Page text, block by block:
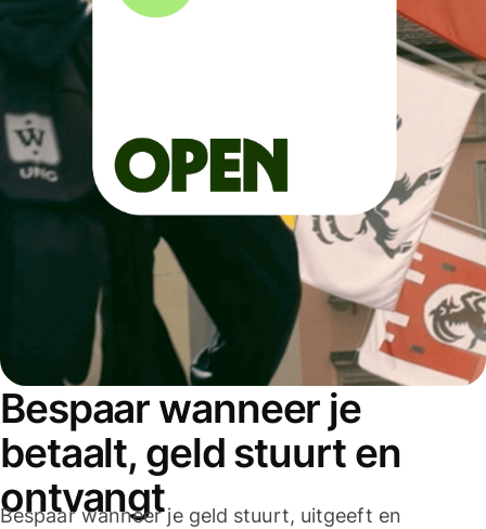
Bespaar wanneer je
betaalt, geld stuurt en
ontvangt
Bespaar wanneer je geld stuurt, uitgeeft en